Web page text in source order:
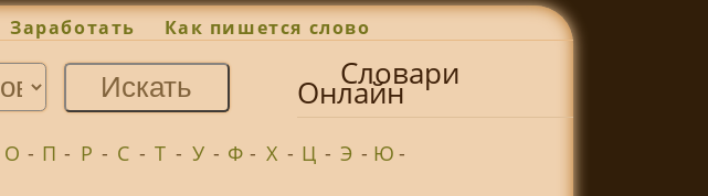
Заработать Как пишется слово
Словари
Онлайн
О - П - Р - С - Т - У - Ф - Х - Ц - Э - Ю-